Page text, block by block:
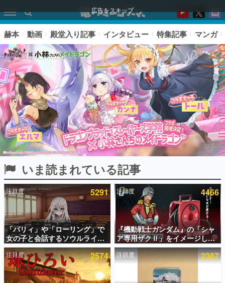
広告をスキップ
ピックアップ
電ファミのいま読まれている記事ランキング
アプリセール情報
インタビュー
連載・特集一覧
殿堂入り記事
赫本 動画 殿堂入り記事 インタビュー 特集記事 マンガ
いま読まれている記事
注目度 5291
「パリィ」や「ローリング」で
女の子と会話するソウルライク
恋愛ゲーム『小早川さんはソウ
ルライク』無料公開。返事に失
敗すると「YOU DIED」
注目度 4466
『機動戦士ガンダム』の「シャ
ア専用ザクⅡ」をイメージした
散水ホースリールが予約開始。
本体にはシャアのパーソナルマ
ークやジオン公国軍のエンブレ
ム、型式番号などを配置
注目度 2574 注目度 2387